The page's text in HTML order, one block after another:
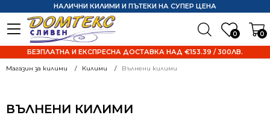
0 0
НАЛИЧНИ КИЛИМИ И ПЪТЕКИ НА СУПЕР ЦЕНА
БЕЗПЛАТНА И ЕКСПРЕСНА ДОСТАВКА НАД €153.39 / 300ЛВ.
Магазин за килими Килими Вълнени килими
ВЪЛНЕНИ КИЛИМИ